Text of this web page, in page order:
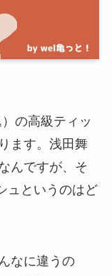
の高級ティッ
ます。浅田舞
んですが、そ
ュというのはど
なに違うの